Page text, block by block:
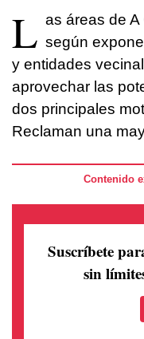
L as áreas de
según
y entidades
aprovechar las
dos principales
Reclaman una
Contenido
Suscríbete
sin